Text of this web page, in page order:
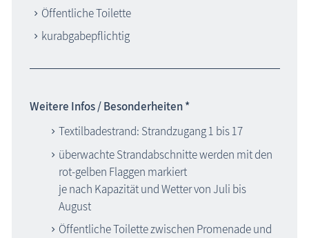
Öffentliche Toilette
kurabgabepflichtig
Weitere Infos / Besonderheiten *
Textilbadestrand: Strandzugang 1 bis 17
überwachte Strandabschnitte werden mit den
rot-gelben Flaggen markiert
je nach Kapazität und Wetter von Juli bis
August
Öffentliche Toilette zwischen Promenade und